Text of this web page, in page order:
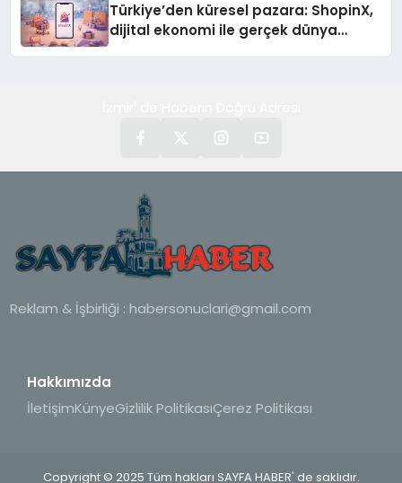
Türkiye’den küresel pazara: ShopinX,
dijital ekonomi ile gerçek dünya
Reklam & İşbirliği : habersonuclari@gmail.com
Hakkımızda
İletişimKünyeGizlilik PolitikasıÇerez Politikası
Copyright © 2025 Tüm hakları SAYFA HABER' de saklıdır.